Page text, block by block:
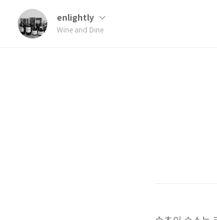
enlightly
Wine and Dine